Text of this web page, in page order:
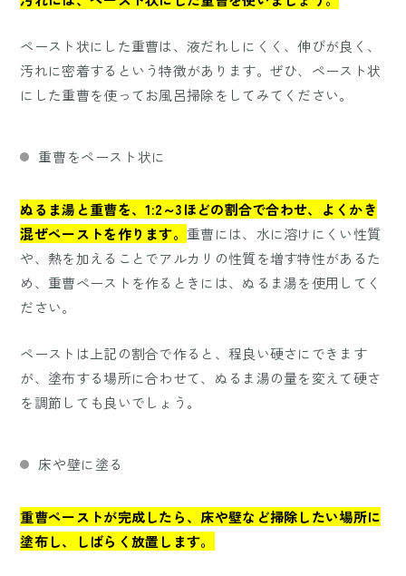
ペースト状にした重曹は、液だれしにくく、伸びが良く、
汚れに密着するという特徴があります。ぜひ、ペースト状
にした重曹を使ってお風呂掃除をしてみてください。
重曹をペースト状に
ぬるま湯と重曹を、1:2～3ほどの割合で合わせ、よくかき
混ぜペーストを作ります。 重曹には、水に溶けにくい性質
や、熱を加えることでアルカリの性質を増す特性があるた
め、重曹ペーストを作るときには、ぬるま湯を使用してく
ださい。
ペーストは上記の割合で作ると、程良い硬さにできます
が、塗布する場所に合わせて、ぬるま湯の量を変えて硬さ
を調節しても良いでしょう。
床や壁に塗る
重曹ペーストが完成したら、床や壁など掃除したい場所に
塗布し、しばらく放置します。